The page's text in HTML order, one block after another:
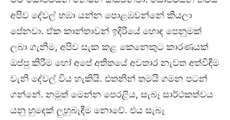
අපිව දේවල් හඹා යන්න පොළඹවන්නේ කියලා
පේනවා. ඒක කාන්තාවන් ඉදිරියේ හොඳ පෙනුමක්
ලබා ගැනීම, අපිව සැක කළ කෙනෙකුට කාරණයක්
ඔප්පු කිරීම හෝ අපේ අතීතයේ අවතාර නැවත අත්විඳීම
වැනි දේවල් විය හැකියි. එතනින් තමයි ගමන පටන්
ගන්නේ. නමුත් මෙන්න පෙරළිය, සැබෑ සාර්ථකත්වය
යනු හුදෙක් ලුහුබැඳීම නොවේ. එය සැබෑ